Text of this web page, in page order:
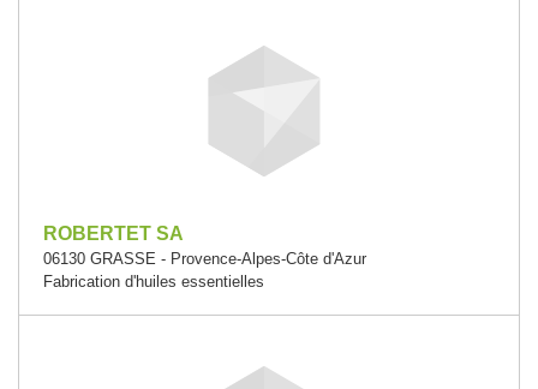
ROBERTET SA
06130 GRASSE - Provence-Alpes-Côte d'Azur
Fabrication d'huiles essentielles